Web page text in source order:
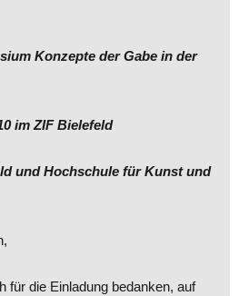
Konzepte der Gabe in der
im ZIF Bielefeld
und Hochschule für Kunst und
für die Einladung bedanken, auf